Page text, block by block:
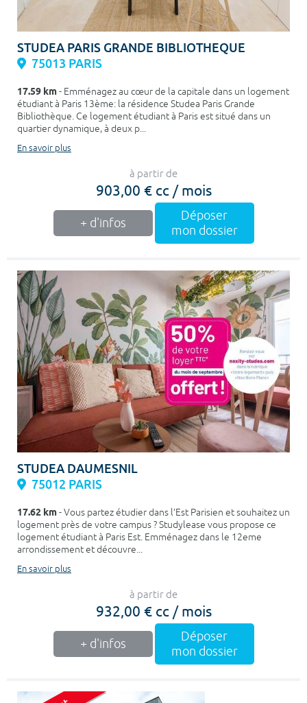
STUDEA PARIS GRANDE BIBLIOTHEQUE
75013 PARIS
17.59 km- Emménagez au cœur de la capitale dans un logement
étudiant à Paris 13ème: la résidence Studea Paris Grande
Bibliothèque. Ce logement étudiant à Paris est situé dans un
quartier dynamique, à deux p...
En savoir plus
à partir de
903,00 € cc / mois
+ d'infos
Déposer
mon dossier
STUDEA DAUMESNIL
75012 PARIS
17.62 km- Vous partez étudier dans l’Est Parisien et souhaitez un
logement près de votre campus ? Studylease vous propose ce
logement étudiant à Paris Est. Emménagez dans le 12eme
arrondissement et découvre...
En savoir plus
à partir de
932,00 € cc / mois
+ d'infos
Déposer
mon dossier